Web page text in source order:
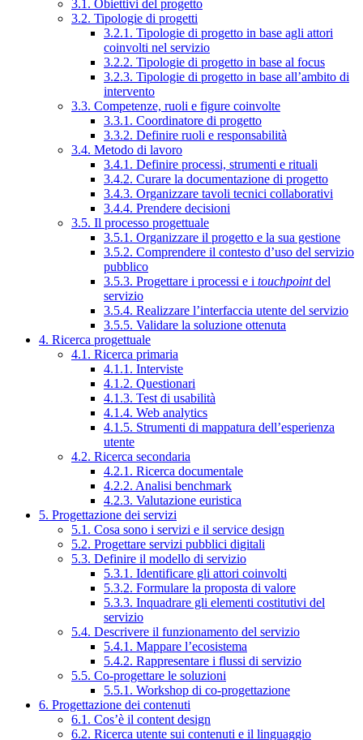
3.1. Obiettivi del progetto
3.2. Tipologie di progetti
3.2.1. Tipologie di progetto in base agli attori
coinvolti nel servizio
3.2.2. Tipologie di progetto in base al focus
3.2.3. Tipologie di progetto in base all’ambito di
intervento
3.3. Competenze, ruoli e figure coinvolte
3.3.1. Coordinatore di progetto
3.3.2. Definire ruoli e responsabilità
3.4. Metodo di lavoro
3.4.1. Definire processi, strumenti e rituali
3.4.2. Curare la documentazione di progetto
3.4.3. Organizzare tavoli tecnici collaborativi
3.4.4. Prendere decisioni
3.5. Il processo progettuale
3.5.1. Organizzare il progetto e la sua gestione
3.5.2. Comprendere il contesto d’uso del servizio
pubblico
3.5.3. Progettare i processi e i touchpointdel
servizio
3.5.4. Realizzare l’interfaccia utente del servizio
3.5.5. Validare la soluzione ottenuta
4. Ricerca progettuale
4.1. Ricerca primaria
4.1.1. Interviste
4.1.2. Questionari
4.1.3. Test di usabilità
4.1.4. Web analytics
4.1.5. Strumenti di mappatura dell’esperienza
utente
4.2. Ricerca secondaria
4.2.1. Ricerca documentale
4.2.2. Analisi benchmark
4.2.3. Valutazione euristica
5. Progettazione dei servizi
5.1. Cosa sono i servizi e il service design
5.2. Progettare servizi pubblici digitali
5.3. Definire il modello di servizio
5.3.1. Identificare gli attori coinvolti
5.3.2. Formulare la proposta di valore
5.3.3. Inquadrare gli elementi costitutivi del
servizio
5.4. Descrivere il funzionamento del servizio
5.4.1. Mappare l’ecosistema
5.4.2. Rappresentare i flussi di servizio
5.5. Co-progettare le soluzioni
5.5.1. Workshop di co-progettazione
6. Progettazione dei contenuti
6.1. Cos’è il content design
6.2. Ricerca utente sui contenuti e il linguaggio